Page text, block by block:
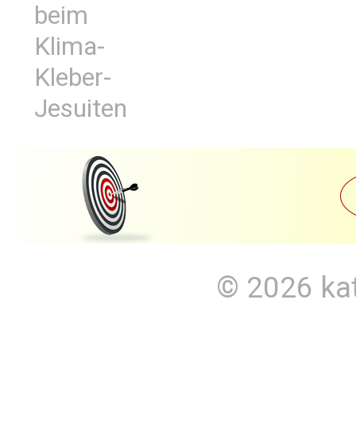
beim
Klima-
Kleber-
Jesuiten
© 2026